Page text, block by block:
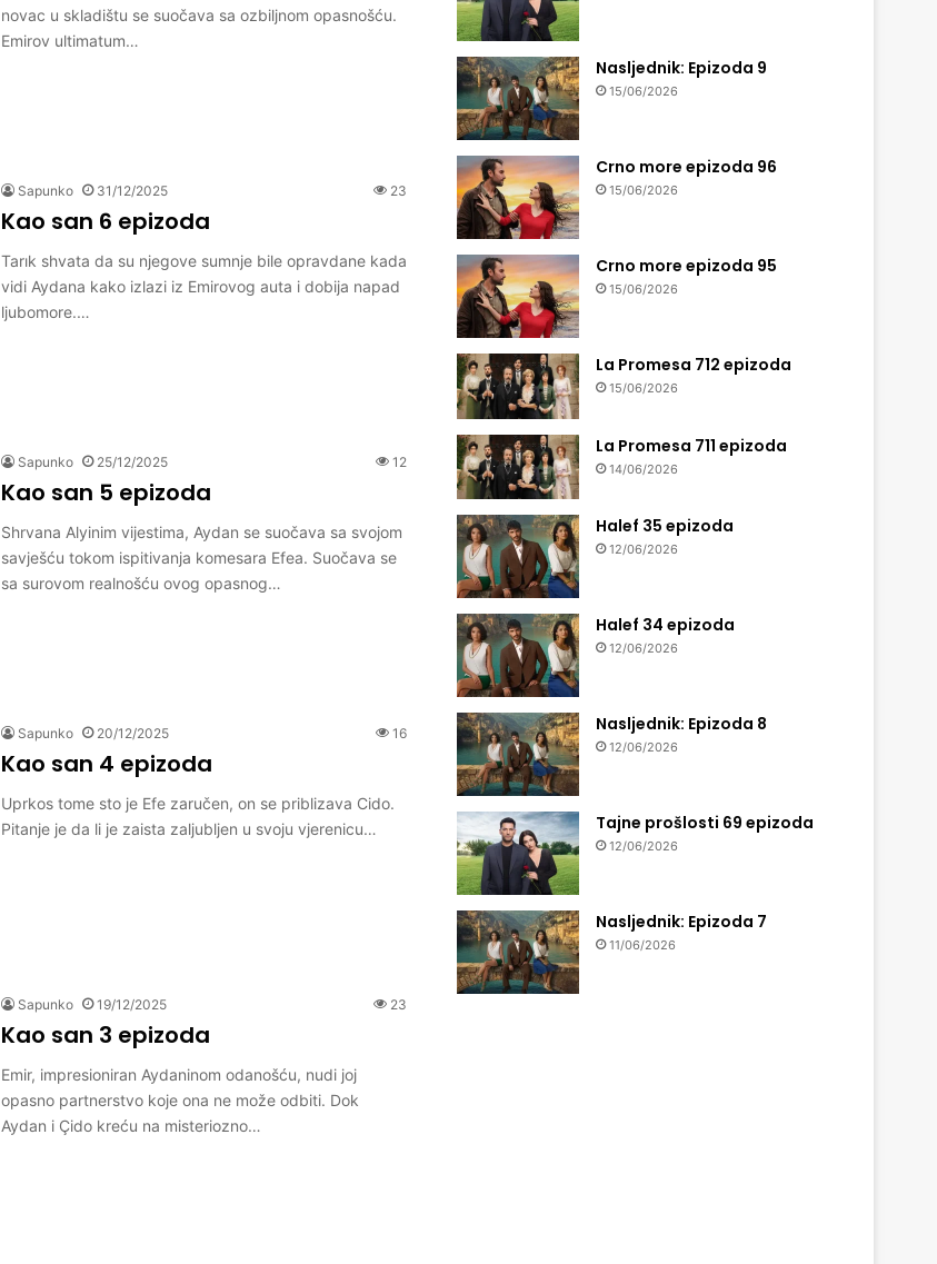
novac u skladištu se suočava sa ozbiljnom opasnošću.
Emirov ultimatum…
Sapunko 31/12/2025 23
Kao san 6 epizoda
Tarık shvata da su njegove sumnje bile opravdane kada
vidi Aydana kako izlazi iz Emirovog auta i dobija napad
ljubomore.…
Sapunko 25/12/2025 12
Kao san 5 epizoda
Shrvana Alyinim vijestima, Aydan se suočava sa svojom
savješću tokom ispitivanja komesara Efea. Suočava se
sa surovom realnošću ovog opasnog…
Sapunko 20/12/2025 16
Kao san 4 epizoda
Uprkos tome sto je Efe zaručen, on se priblizava Cido.
Pitanje je da li je zaista zaljubljen u svoju vjerenicu…
Sapunko 19/12/2025 23
Kao san 3 epizoda
Emir, impresioniran Aydaninom odanošću, nudi joj
opasno partnerstvo koje ona ne može odbiti. Dok
Aydan i Çido kreću na misteriozno…
Nasljednik: Epizoda 9
15/06/2026
Crno more epizoda 96
15/06/2026
Crno more epizoda 95
15/06/2026
La Promesa 712 epizoda
15/06/2026
La Promesa 711 epizoda
14/06/2026
Halef 35 epizoda
12/06/2026
Halef 34 epizoda
12/06/2026
Nasljednik: Epizoda 8
12/06/2026
Tajne prošlosti 69 epizoda
12/06/2026
Nasljednik: Epizoda 7
11/06/2026